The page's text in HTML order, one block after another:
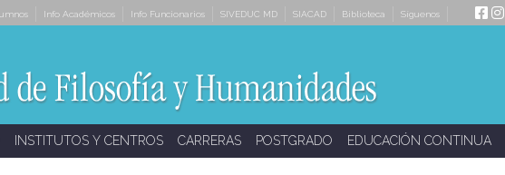
Info Académicos Info Funcionarios SIVEDUC MD SIACAD Biblioteca Síguenos
INSTITUTOS Y CENTROS CARRERAS POSTGRADO EDUCACIÓN CONTINUA